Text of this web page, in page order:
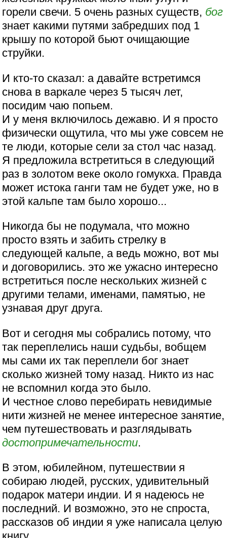
горели свечи. 5 очень разных существ, бог
знает какими путями забредших под 1
крышу по которой бьют очищающие
струйки.
И кто-то сказал: а давайте встретимся
снова в варкале через 5 тысяч лет,
посидим чаю попьем.
И у меня включилось дежавю. И я просто
физически ощутила, что мы уже совсем не
те люди, которые сели за стол час назад.
Я предложила встретиться в следующий
раз в золотом веке около гомукха. Правда
может истока ганги там не будет уже, но в
этой кальпе там было хорошо...
Никогда бы не подумала, что можно
просто взять и забить стрелку в
следующей кальпе, а ведь можно, вот мы
и договорились. это же ужасно интересно
встретиться после нескольких жизней с
другими телами, именами, памятью, не
узнавая друг друга.
Вот и сегодня мы собрались потому, что
так переплелись наши судьбы, вобщем
мы сами их так переплели бог знает
сколько жизней тому назад. Никто из нас
не вспомнил когда это было.
И честное слово перебирать невидимые
нити жизней не менее интересное занятие,
чем путешествовать и разглядывать
достопримечательности.
В этом, юбилейном, путешествии я
собираю людей, русских, удивительный
подарок матери индии. И я надеюсь не
последний. И возможно, это не спроста,
рассказов об индии я уже написала целую